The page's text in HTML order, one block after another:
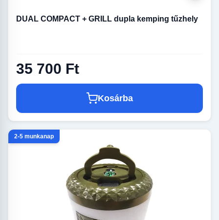
DUAL COMPACT + GRILL dupla kemping tűzhely
35 700 Ft
Kosárba
2-5 munkanap